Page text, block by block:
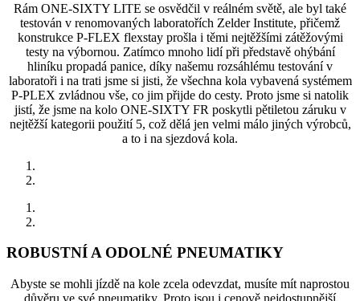
Rám ONE-SIXTY LITE se osvědčil v reálném světě, ale byl také
testován v renomovaných laboratořích Zelder Institute, přičemž
konstrukce P-FLEX flexstay prošla i těmi nejtěžšími zátěžovými
testy na výbornou. Zatímco mnoho lidí při představě ohýbání
hliníku propadá panice, díky našemu rozsáhlému testování v
laboratoři i na trati jsme si jisti, že všechna kola vybavená systémem
P-PLEX zvládnou vše, co jim přijde do cesty. Proto jsme si natolik
jistí, že jsme na kolo ONE-SIXTY FR poskytli pětiletou záruku v
nejtěžší kategorii použití 5, což dělá jen velmi málo jiných výrobců,
a to i na sjezdová kola.
ROBUSTNÍ A ODOLNÉ PNEUMATIKY
Abyste se mohli jízdě na kole zcela odevzdat, musíte mít naprostou
důvěru ve své pneumatiky. Proto jsou i cenově nejdostupnější